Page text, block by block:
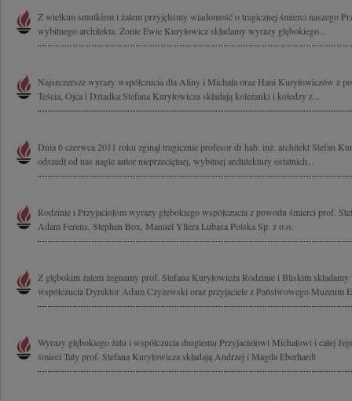
Z wielkim smutkiem i żalem przyjęliśmy wiadomość o tragicznej śmierci naszego
wybitnego architekta. Żonie Ewie Kuryłowicz składamy wyrazy głębokiego...
Najszczersze wyrazy współczucia dla Aliny i Michała oraz Hani Kuryłowiczów z
Teścia, Ojca i Dziadka Stefana Kuryłowicza składają koleżanki i koledzy z...
Dnia 6 czerwca 2011 roku zginął tragicznie profesor dr hab. inż. architekt Stefan
odszedł od nas nagle autor nieprzeciętnej, wybitnej architektury ostatnich...
Rodzinie i Przyjaciołom wyrazy głębokiego współczucia z powodu śmierci prof.
Adam Ferens, Stephen Box, Manuel Yllera Lubasa Polska Sp. z o.o.
Z głębokim żalem żegnamy prof. Stefana Kuryłowicza Rodzinie i Bliskim składamy
współczucia Dyrektor Adam Czyżewski oraz przyjaciele z Państwowego Muzeum
Wyrazy głębokiego żalu i współczucia drogiemu Przyjacielowi Michałowi i całej
śmieci Taty prof. Stefana Kuryłowicza składają Andrzej i Magda Eberhardt